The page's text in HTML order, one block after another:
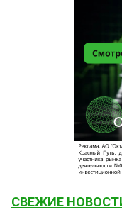
СВЕЖИЕ